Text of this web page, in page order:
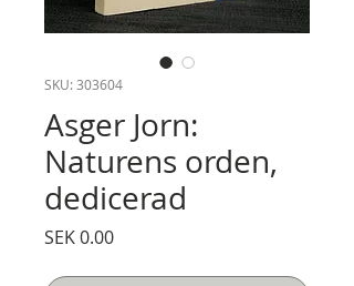
SKU: 303604
Asger Jorn:
Naturens orden,
dedicerad
SEK 0.00Price